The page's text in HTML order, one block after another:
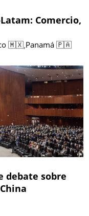
Comercio,
🇲🇽,Panamá 🇵🇦
debate sobre